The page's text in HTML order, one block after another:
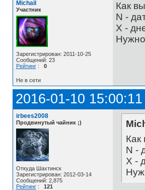
Michail
Участник
Зарегистрирован: 2011-10-25
Сообщений: 23
Рейтинг: 0
Как
N -
Х -
Не в сети
2016-01-10 15:00:11
irbees2008
Продвинутый чайник ;)
Откуда Шахтинск
Зарегистрирован: 2012-03-14
Сообщений: 2,875
Рейтинг: 121
Как
N -
Х -